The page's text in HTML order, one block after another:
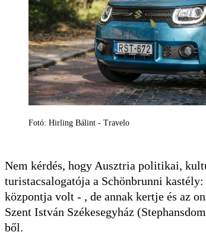
Fotó: Hirling Bálint - Travelo
Nem kérdés, hogy Ausztria politikai,
turistacsalogatója a Schönbrunni
központja volt - , de annak kertje és az
Szent István Székesegyház
ből.